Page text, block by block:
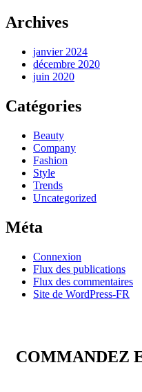
Archives
janvier 2024
décembre 2020
juin 2020
Catégories
Beauty
Company
Fashion
Style
Trends
Uncategorized
Méta
Connexion
Flux des publications
Flux des commentaires
Site de WordPress-FR
COMMANDEZ